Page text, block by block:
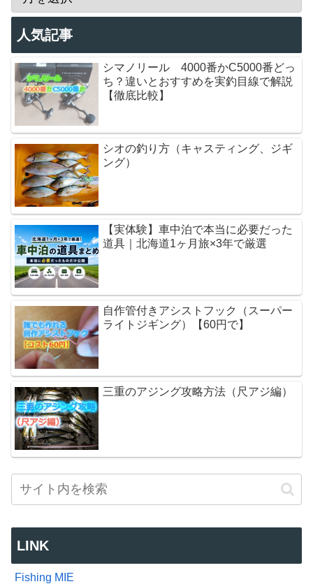
人気記事
シマノリール 4000番かC5000番どっ
ち？違いとおすすめを実釣目線で解説
【徹底比較】
シオの釣り方（キャスティング、ジギ
ング）
【実体験】車中泊で本当に必要だった
道具｜北海道1ヶ月旅×3年で厳選
自作管付きアシストフック（スーパー
ライトジギング）【60円で】
三重のアジング攻略方法（尺アジ編）
LINK
Fishing MIE